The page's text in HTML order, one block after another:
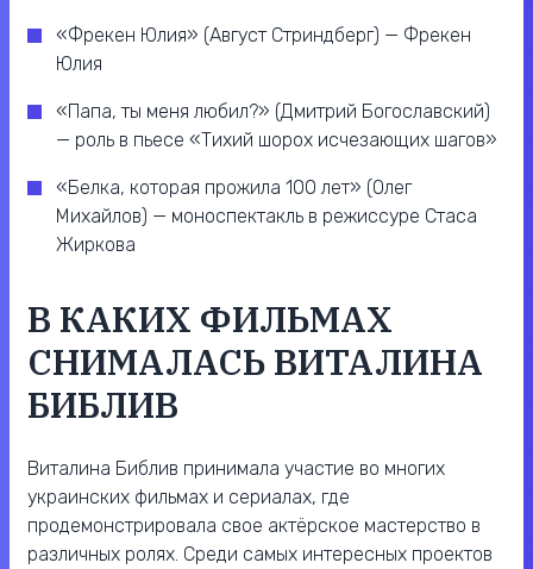
«Фрекен Юлия» (Август Стриндберг) — Фрекен
Юлия
«Папа, ты меня любил?» (Дмитрий Богославский)
— роль в пьесе «Тихий шорох исчезающих шагов»
«Белка, которая прожила 100 лет» (Олег
Михайлов) — моноспектакль в режиссуре Стаса
Жиркова
В КАКИХ ФИЛЬМАХ
СНИМАЛАСЬ ВИТАЛИНА
БИБЛИВ
Виталина Библив принимала участие во многих
украинских фильмах и сериалах, где
продемонстрировала свое актёрское мастерство в
различных ролях. Среди самых интересных проектов